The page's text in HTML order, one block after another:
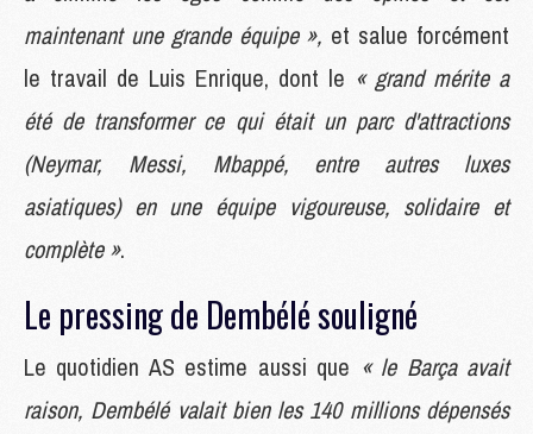
maintenant une grande équipe », et salue forcément
le travail de Luis Enrique, dont le « grand mérite a
été de transformer ce qui était un parc d'attractions
(Neymar, Messi, Mbappé, entre autres luxes
asiatiques) en une équipe vigoureuse, solidaire et
complète ».
Le pressing de Dembélé souligné
Le quotidien AS estime aussi que « le Barça avait
raison, Dembélé valait bien les 140 millions dépensés